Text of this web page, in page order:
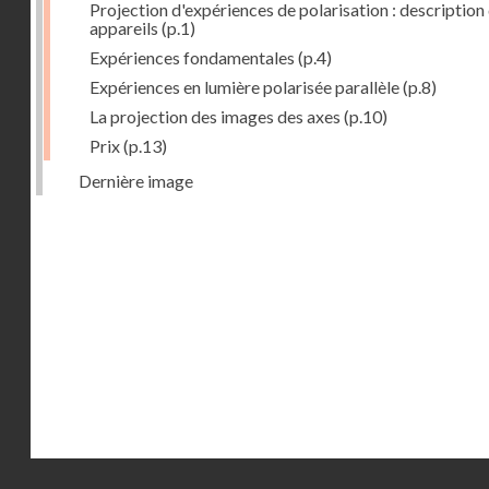
Projection d'expériences de polarisation : description
appareils (p.1)
Expériences fondamentales (p.4)
Expériences en lumière polarisée parallèle(p.8)
La projection des images des axes (p.10)
Prix(p.13)
Dernière image